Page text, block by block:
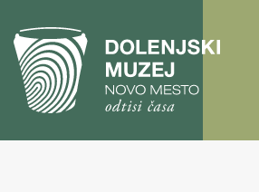
contentTo
main
menu